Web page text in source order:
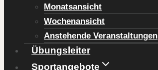
Monatsansicht
Wochenansicht
Anstehende Veranstaltungen
Übungsleiter
Sportangebote